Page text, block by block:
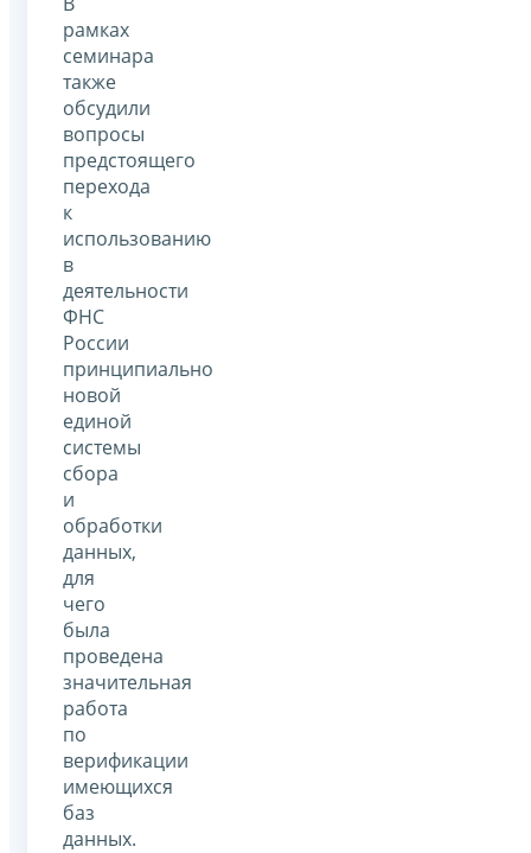
рамках
семинара
также
обсудили
вопросы
предстоящего
перехода
к
использованию
в
деятельности
ФНС
России
принципиально
новой
единой
системы
сбора
и
обработки
данных,
для
чего
была
проведена
значительная
работа
по
верификации
имеющихся
баз
данных.